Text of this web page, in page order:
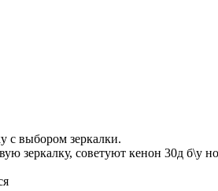
с выбором зеркалки.
зеркалку, советуют кенон 30д б\у